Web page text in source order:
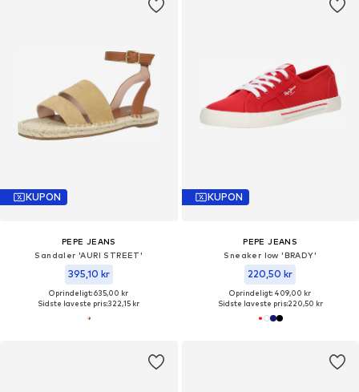
KUPON
PEPE JEANS
Sandaler 'AURI STREET'
395,10 kr
Oprindeligt: 635,00 kr
Sidste laveste pris:322,15 kr
KUPON
PEPE JEANS
Sneaker low 'BRADY'
220,50 kr
Oprindeligt: 409,00 kr
Sidste laveste pris:220,50 kr